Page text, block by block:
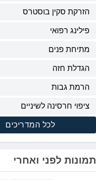
הזרקת סקין בוסטרס
פילינג רפואי
מתיחת פנים
הגדלת חזה
הרמת גבות
ציפוי חרסינה לשיניים
לכל המדריכים
תמונות לפני ואחרי